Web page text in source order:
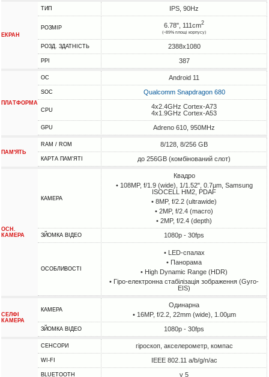
ЕКРАН
ТИП IPS, 90Hz
РОЗМІР 6.78", 111cm2
(~89% площі корпусу)
РОЗД. ЗДАТНІСТЬ 2388x1080
PPI 387
ПЛАТФОРМА
ОС Android 11
SOC Qualcomm Snapdragon 680
CPU
4x2.4GHz Cortex-A73
4x1.9GHz Cortex-A53
GPU Adreno 610, 950MHz
ПАМ'ЯТЬ
RAM / ROM 8/128, 8/256 GB
КАРТА ПАМ'ЯТІ до 256GB (комбінований слот)
ОСН.
КАМЕРА
КАМЕРА
Квадро
• 108MP, f/1.9 (wide), 1/1.52", 0.7µm, Samsung
ISOCELL HM2, PDAF
• 8MP, f/2.2 (ultrawide)
• 2MP, f/2.4 (macro)
• 2MP, f/2.4 (depth)
ЗЙОМКА ВІДЕО 1080p - 30fps
ОСОБЛИВОСТІ
• LED-спалах
• Панорама
• High Dynamic Range (HDR)
• Гіро-електронна стабілізація зображення (Gyro-
EIS)
СЕЛФІ
КАМЕРА
КАМЕРА
Одинарна
• 16MP, f/2.2, 22mm (wide), 1.00µm
ЗЙОМКА ВІДЕО 1080p - 30fps
СЕНСОРИ гіроскоп, акселерометр, компас
WI-FI IEEE 802.11 a/b/g/n/ac
BLUETOOTH v 5